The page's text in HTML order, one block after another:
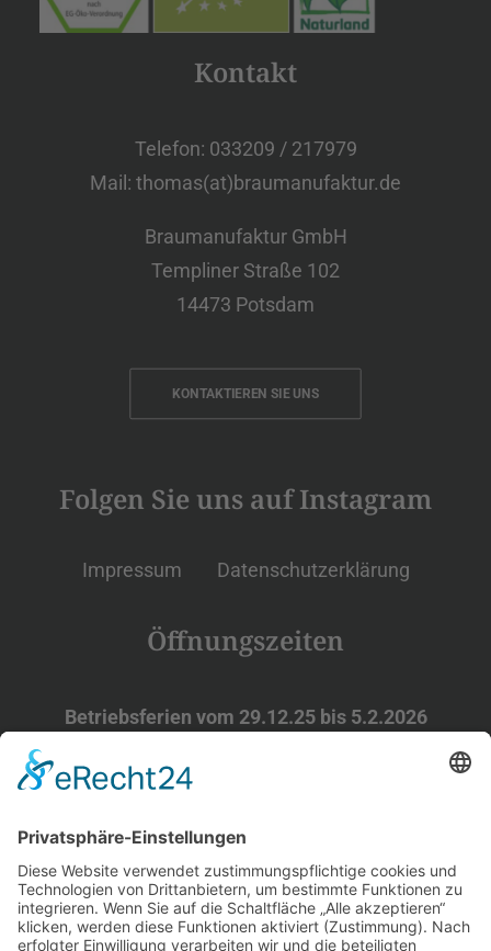
Kontakt
Telefon: 033209 / 217979
Mail: thomas(at)braumanufaktur.de
Braumanufaktur GmbH
Templiner Straße 102
14473 Potsdam
KONTAKTIEREN SIE UNS
Folgen Sie uns auf Instagram
Impressum Datenschutzerklärung
Öffnungszeiten
Betriebsferien vom 29.12.25 bis 5.2.2026
Wintersaison ab 06.02.2026
So 11-21 Uhr
Frühlingssaison ab Ostern